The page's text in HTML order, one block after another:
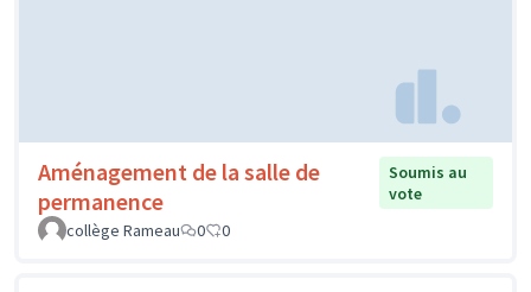
Aménagement de la salle de
permanence
Soumis au
vote
collège Rameau
0 0